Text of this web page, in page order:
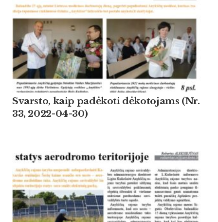
Svarsto, kaip padėkoti dėkotojams (Nr.
33, 2022-04-30)